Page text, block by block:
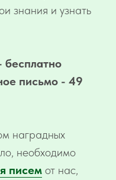
знания и узнать
бесплатно
письмо - 49
наградных
необходимо
писем от нас,